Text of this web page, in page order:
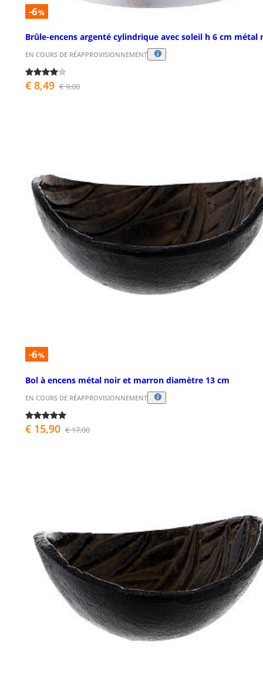
-6%
Brûle-encens argenté cylindrique avec soleil h 6 cm métal
EN COURS DE RÉAPPROVISIONNEMENT
€ 8,49 € 9,00
-6%
Bol à encens métal noir et marron diamètre 13 cm
EN COURS DE RÉAPPROVISIONNEMENT
€ 15,90 € 17,00